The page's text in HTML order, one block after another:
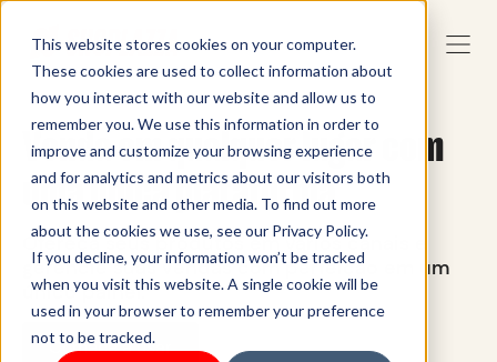
This website stores cookies on your computer.
These cookies are used to collect information about
how you interact with our website and allow us to
remember you. We use this information in order to
improve and customize your browsing experience
and for analytics and metrics about our visitors both
on this website and other media. To find out more
about the cookies we use, see our Privacy Policy.
If you decline, your information won’t be tracked
when you visit this website. A single cookie will be
used in your browser to remember your preference
not to be tracked.
Venda em qualquer lugar com
uma única plataforma
Ofereça seus produtos em vários canais e
gerencie suas vendas com perfeição em um
único painel.
Comece a usar